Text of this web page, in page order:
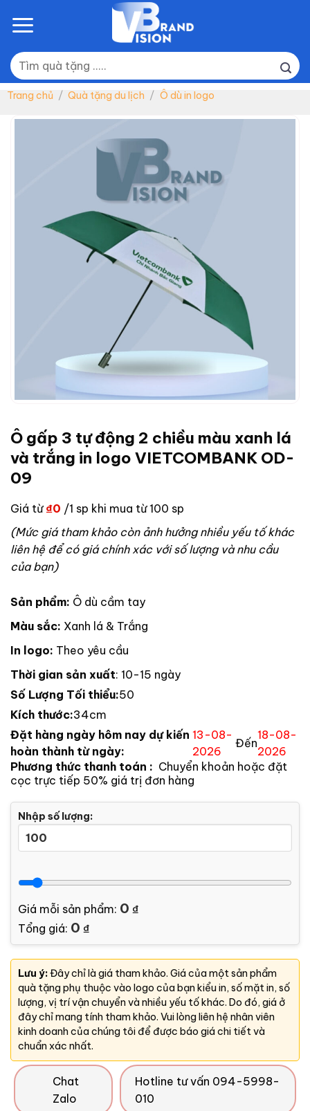
Tìm
kiếm:
Trang chủ / Quà tặng du lịch / Ô dù in logo
Ô gấp 3 tự động 2 chiều màu xanh lá
và trắng in logo VIETCOMBANK OD-
09
Giá từ ₫0 /1 sp khi mua từ 100 sp
(Mức giá tham khảo còn ảnh hưởng nhiều yếu tố khác
liên hệ để có giá chính xác với số lượng và nhu cầu
của bạn)
Sản phẩm: Ô dù cầm tay
Màu sắc: Xanh lá & Trắng
In logo: Theo yêu cầu
Thời gian sản xuất: 10-15 ngày
Số Lượng Tối thiểu:50
Kích thước:34cm
Đặt hàng ngày hôm nay dự kiến
hoàn thành từ ngày:
13-08-
2026
Đến
18-08-
2026
Phương thức thanh toán : Chuyển khoản hoặc đặt
cọc trực tiếp 50% giá trị đơn hàng
Nhập số lượng:
Giá mỗi sản phẩm: 0 ₫
Tổng giá: 0 ₫
Lưu ý:Đây chỉ là giá tham khảo. Giá của một sản phẩm
quà tặng phụ thuộc vào logo của bạn kiểu in, số mặt in, số
lượng, vị trí vận chuyển và nhiều yếu tố khác. Do đó, giá ở
đây chỉ mang tính tham khảo. Vui lòng liên hệ nhân viên
kinh doanh của chúng tôi để được báo giá chi tiết và
chuẩn xác nhất.
Chat
Zalo
Hotline tư vấn 094-5998-
010